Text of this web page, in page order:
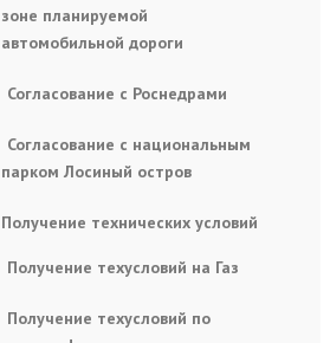
зоне планируемой
автомобильной дороги
Согласование с Роснедрами
Согласование с национальным
парком Лосиный остров
Получение технических условий
Получение техусловий на Газ
Получение техусловий по